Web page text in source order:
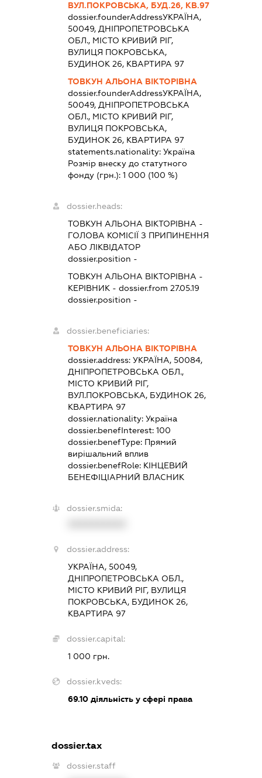
ВУЛ.ПОКРОВСЬКА, БУД.26, КВ.97
dossier.founderAddressУКРАЇНА,
50049, ДНІПРОПЕТРОВСЬКА
ОБЛ., МІСТО КРИВИЙ РІГ,
ВУЛИЦЯ ПОКРОВСЬКА,
БУДИНОК 26, КВАРТИРА 97
ТОВКУН АЛЬОНА ВІКТОРІВНА
dossier.founderAddressУКРАЇНА,
50049, ДНІПРОПЕТРОВСЬКА
ОБЛ., МІСТО КРИВИЙ РІГ,
ВУЛИЦЯ ПОКРОВСЬКА,
БУДИНОК 26, КВАРТИРА 97
statements.nationality:Україна
Розмір внеску до статутного
фонду (грн.):1 000 (100 %)
dossier.heads:
ТОВКУН АЛЬОНА ВІКТОРІВНА -
ГОЛОВА КОМІСІЇ З ПРИПИНЕННЯ
АБО ЛІКВІДАТОР
dossier.position -
ТОВКУН АЛЬОНА ВІКТОРІВНА -
КЕРІВНИК - dossier.from 27.05.19
dossier.position -
dossier.beneficiaries:
ТОВКУН АЛЬОНА ВІКТОРІВНА
dossier.address:УКРАЇНА, 50084,
ДНІПРОПЕТРОВСЬКА ОБЛ.,
МІСТО КРИВИЙ РІГ,
ВУЛ.ПОКРОВСЬКА, БУДИНОК 26,
КВАРТИРА 97
dossier.nationality:Україна
dossier.benefInterest:100
dossier.benefType: Прямий
вирішальний вплив
dossier.benefRole: КІНЦЕВИЙ
БЕНЕФІЦІАРНИЙ ВЛАСНИК
dossier.smida:
dossier.address:
УКРАЇНА, 50049,
ДНІПРОПЕТРОВСЬКА ОБЛ.,
МІСТО КРИВИЙ РІГ, ВУЛИЦЯ
ПОКРОВСЬКА, БУДИНОК 26,
КВАРТИРА 97
dossier.capital:
1 000 грн.
dossier.kveds:
69.10 діяльність у сфері права
dossier.tax
dossier.staff